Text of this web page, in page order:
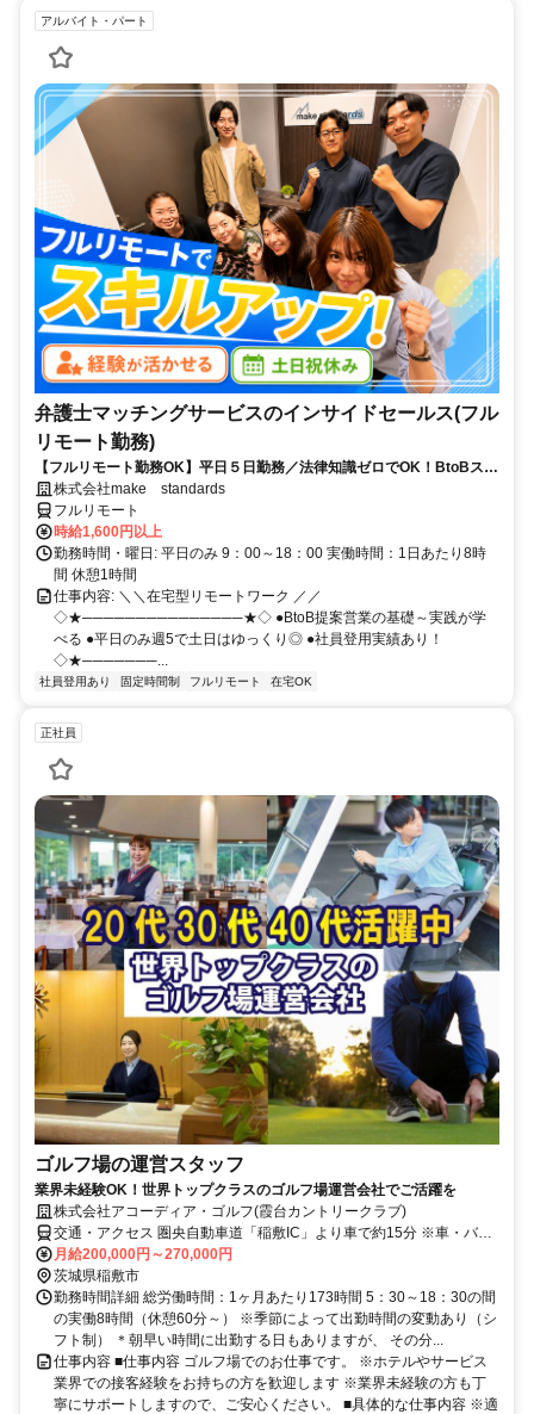
アルバイト・パート
弁護士マッチングサービスのインサイドセールス(フル
リモート勤務)
【フルリモート勤務OK】平日５日勤務／法律知識ゼロでOK！BtoBスキ
ルが身につく営業職
株式会社make standards
フルリモート
時給1,600円以上
勤務時間・曜日: 平日のみ 9：00～18：00 実働時間：1日あたり8時
間 休憩1時間
仕事内容: ＼＼在宅型リモートワーク ／／
◇★───────────────★◇ ●BtoB提案営業の基礎～実践が学
べる ●平日のみ週5で土日はゆっくり◎ ●社員登用実績あり！
◇★───────...
社員登用あり 固定時間制 フルリモート 在宅OK
正社員
ゴルフ場の運営スタッフ
業界未経験OK！世界トップクラスのゴルフ場運営会社でご活躍を
株式会社アコーディア・ゴルフ(霞台カントリークラブ)
交通・アクセス 圏央自動車道「稲敷IC」より車で約15分 ※車・バイ
ク通勤OK！
月給200,000円～270,000円
茨城県稲敷市
勤務時間詳細 総労働時間：1ヶ月あたり173時間 5：30～18：30の間
の実働8時間（休憩60分～） ※季節によって出勤時間の変動あり（シ
フト制） ＊朝早い時間に出勤する日もありますが、 その分...
仕事内容 ■仕事内容 ゴルフ場でのお仕事です。 ※ホテルやサービス
業界での接客経験をお持ちの方を歓迎します ※業界未経験の方も丁
寧にサポートしますので、ご安心ください。 ■具体的な仕事内容 ※適